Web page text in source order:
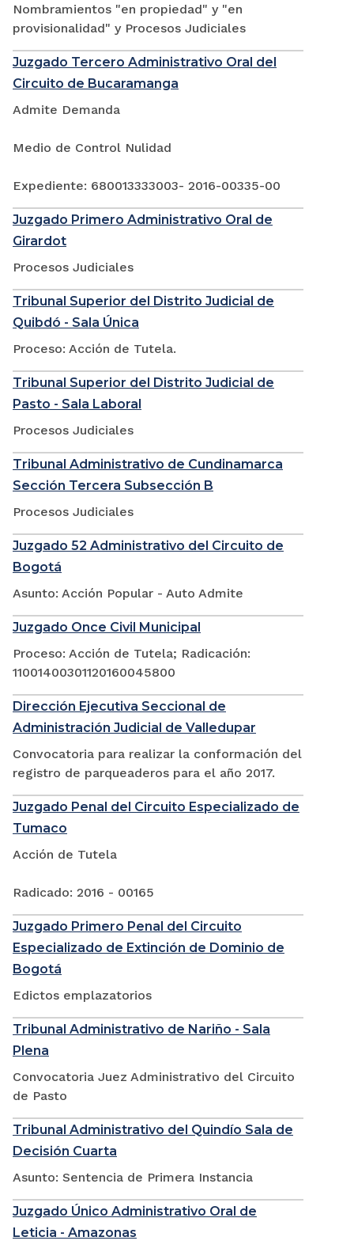
Nombramientos "en propiedad" y "en
provisionalidad" y Procesos Judiciales
Juzgado Tercero Administrativo Oral del
Circuito de Bucaramanga
Admite Demanda
Medio de Control Nulidad
Expediente: 680013333003- 2016-00335-00
Juzgado Primero Administrativo Oral de
Girardot
Procesos Judiciales
Tribunal Superior del Distrito Judicial de
Quibdó - Sala Única
Proceso: Acción de Tutela.
Tribunal Superior del Distrito Judicial de
Pasto - Sala Laboral
Procesos Judiciales
Tribunal Administrativo de Cundinamarca
Sección Tercera Subsección B
Procesos Judiciales
Juzgado 52 Administrativo del Circuito de
Bogotá
Asunto: Acción Popular - Auto Admite
Juzgado Once Civil Municipal
Proceso: Acción de Tutela; Radicación:
11001400301120160045800
Dirección Ejecutiva Seccional de
Administración Judicial de Valledupar
Convocatoria para realizar la conformación del
registro de parqueaderos para el año 2017.
Juzgado Penal del Circuito Especializado de
Tumaco
Acción de Tutela
Radicado: 2016 - 00165
Juzgado Primero Penal del Circuito
Especializado de Extinción de Dominio de
Bogotá
Edictos emplazatorios
Tribunal Administrativo de Nariño - Sala
Plena
Convocatoria Juez Administrativo del Circuito
de Pasto
Tribunal Administrativo del Quindío Sala de
Decisión Cuarta
Asunto: Sentencia de Primera Instancia
Juzgado Único Administrativo Oral de
Leticia - Amazonas